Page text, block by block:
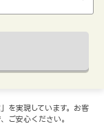
を実現しています。お客
ご安心ください。